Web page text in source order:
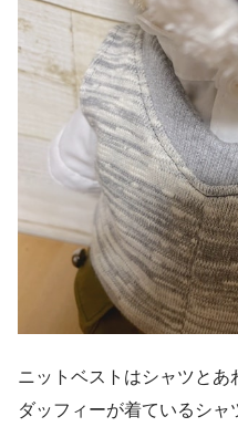
ニットベストはシャツと
ダッフィーが着ているシ